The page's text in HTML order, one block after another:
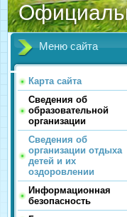
Меню сайта
Карта сайта
Сведения об
образовательной
организации
Сведения об
организации отдыха
детей и их
оздоровлении
Информационная
безопасность